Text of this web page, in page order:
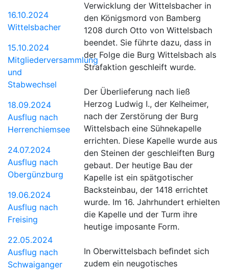
16.10.2024
Wittelsbacher
15.10.2024
Mitgliederversammlung
und
Stabwechsel
18.09.2024
Ausflug nach
Herrenchiemsee
24.07.2024
Ausflug nach
Obergünzburg
19.06.2024
Ausflug nach
Freising
22.05.2024
Ausflug nach
Schwaiganger
Verwicklung der Wittelsbacher in
den Königsmord von Bamberg
1208 durch Otto von Wittelsbach
beendet. Sie führte dazu, dass in
der Folge die Burg Wittelsbach als
Strafaktion geschleift wurde.
Der Überlieferung nach ließ
Herzog Ludwig I., der Kelheimer,
nach der Zerstörung der Burg
Wittelsbach eine Sühnekapelle
errichten. Diese Kapelle wurde aus
den Steinen der geschleiften Burg
gebaut. Der heutige Bau der
Kapelle ist ein spätgotischer
Backsteinbau, der 1418 errichtet
wurde. Im 16. Jahrhundert erhielten
die Kapelle und der Turm ihre
heutige imposante Form.
In Oberwittelsbach beﬁndet sich
zudem ein neugotisches